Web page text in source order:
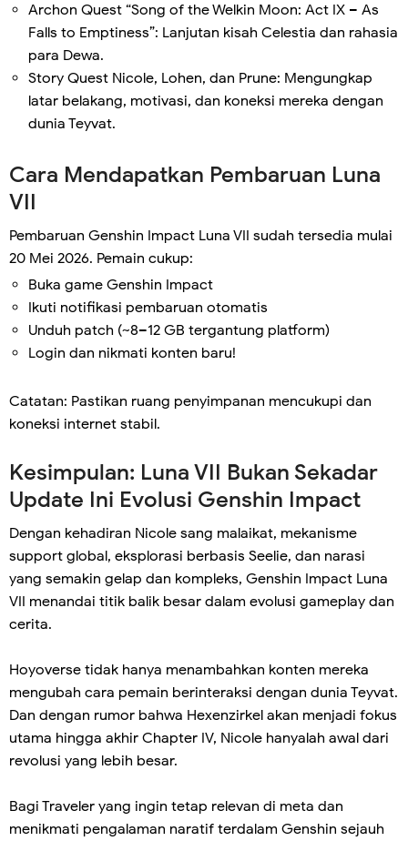
Archon Quest “Song of the Welkin Moon: Act IX – As
Falls to Emptiness”: Lanjutan kisah Celestia dan rahasia
para Dewa.
Story Quest Nicole, Lohen, dan Prune: Mengungkap
latar belakang, motivasi, dan koneksi mereka dengan
dunia Teyvat.
Cara Mendapatkan Pembaruan Luna
VII
Pembaruan Genshin Impact Luna VII sudah tersedia mulai
20 Mei 2026. Pemain cukup:
Buka game Genshin Impact
Ikuti notifikasi pembaruan otomatis
Unduh patch (~8–12 GB tergantung platform)
Login dan nikmati konten baru!
Catatan: Pastikan ruang penyimpanan mencukupi dan
koneksi internet stabil.
Kesimpulan: Luna VII Bukan Sekadar
Update Ini Evolusi Genshin Impact
Dengan kehadiran Nicole sang malaikat, mekanisme
support global, eksplorasi berbasis Seelie, dan narasi
yang semakin gelap dan kompleks, Genshin Impact Luna
VII menandai titik balik besar dalam evolusi gameplay dan
cerita.
Hoyoverse tidak hanya menambahkan konten mereka
mengubah cara pemain berinteraksi dengan dunia Teyvat.
Dan dengan rumor bahwa Hexenzirkel akan menjadi fokus
utama hingga akhir Chapter IV, Nicole hanyalah awal dari
revolusi yang lebih besar.
Bagi Traveler yang ingin tetap relevan di meta dan
menikmati pengalaman naratif terdalam Genshin sejauh